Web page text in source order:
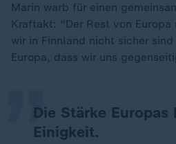
Marin warb für einen
Kraftakt: "Der Rest von Europa
wir in Finnland nicht sicher
Europa, dass wir uns
Die Stärke
Einigkeit.
„